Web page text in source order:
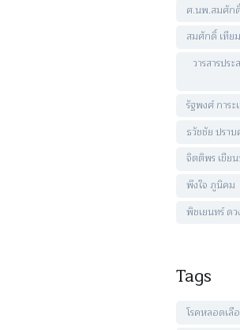
ศ.นพ.สมศัก
สมศักดิ์ เทีย
วารสารปร
รัฐพงศ์ การะ
ธวัชชัย ปรา
จิตติพร เขีย
พึงใจ ภูนิคม
พิชเยนทร์ ด
Tags
โรคหลอดเลื